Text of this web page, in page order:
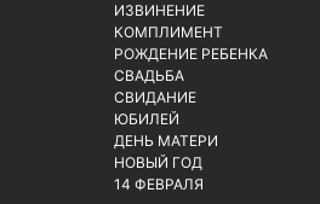
ИЗВИНЕНИЕ
КОМПЛИМЕНТ
РОЖДЕНИЕ РЕБЕНКА
СВАДЬБА
СВИДАНИЕ
ЮБИЛЕЙ
ДЕНЬ МАТЕРИ
НОВЫЙ ГОД
14 ФЕВРАЛЯ